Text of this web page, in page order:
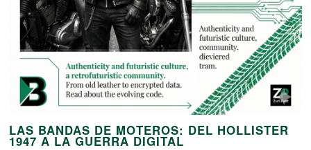
LAS BANDAS DE MOTEROS: DEL HOLLISTER
1947 A LA GUERRA DIGITAL